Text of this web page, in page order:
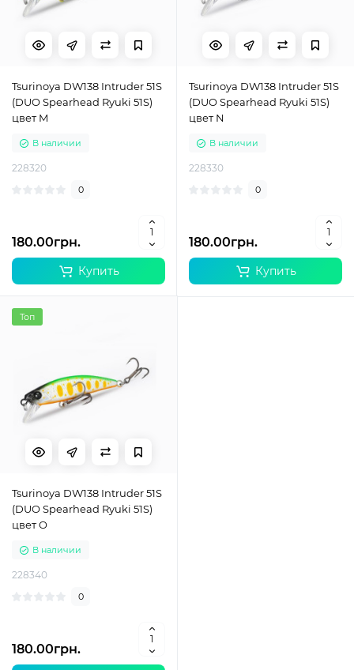
Tsurinoya DW138 Intruder 51S
(DUO Spearhead Ryuki 51S)
цвет M
В наличии
228320
0
180.00грн.
Купить
Tsurinoya DW138 Intruder 51S
(DUO Spearhead Ryuki 51S)
цвет N
В наличии
228330
0
180.00грн.
Купить
Топ
Tsurinoya DW138 Intruder 51S
(DUO Spearhead Ryuki 51S)
цвет O
В наличии
228340
0
180.00грн.